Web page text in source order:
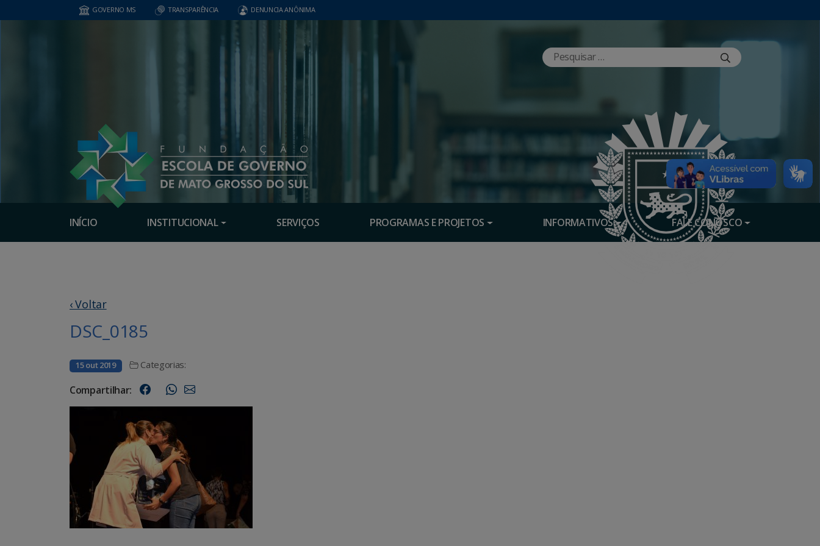
GOVERNO MS TRANSPARÊNCIA DENUNCIA ANÔNIMA
INÍCIO INSTITUCIONAL SERVIÇOS PROGRAMAS E PROJETOS INFORMATIVOS FALE CONOSCO
‹ Voltar
DSC_0185
15 out 2019 Categorias:
Compartilhar: